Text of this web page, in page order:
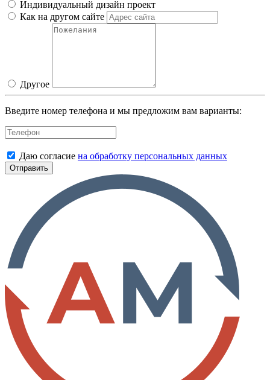
Индивидуальный дизайн проект
Как на другом сайте
Другое
Введите номер телефона и мы предложим вам варианты:
Даю согласие на обработку персональных данных
Отправить